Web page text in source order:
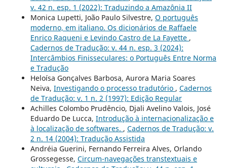
v. 42 n. esp. 1 (2022): Traduzindo a Amazônia II
Monica Lupetti, João Paulo Silvestre, O português
moderno, em italiano. Os dicionários de Raffaele
Enrico Raqueni e Levindo Castro de La Fayette ,
Cadernos de Tradução: v. 44 n. esp. 3 (2024):
Intercâmbios Finisseculares: o Português Entre Norma
e Tradução
Heloísa Gonçalves Barbosa, Aurora Maria Soares
Neiva, Investigando o processo tradutório , Cadernos
de Tradução: v. 1 n. 2 (1997): Edição Regular
Achilles Colombo Prudêncio, Djali Avelino Valois, José
Eduardo De Lucca, Introdução à internacionalização e
à localização de softwares. , Cadernos de Tradução: v.
2 n. 14 (2004): Tradução Assistida
Andréia Guerini, Fernando Ferreira Alves, Orlando
Grossegesse, Circum-navegações transtextuais e